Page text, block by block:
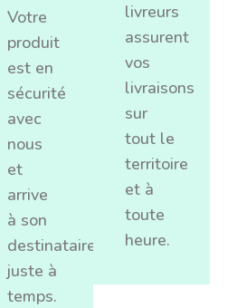
Votre
produit
est en
sécurité
avec
nous
et
arrive
à son
destinataire
juste à
temps.
livreurs
assurent
vos
livraisons
sur
tout le
territoire
et à
toute
heure.